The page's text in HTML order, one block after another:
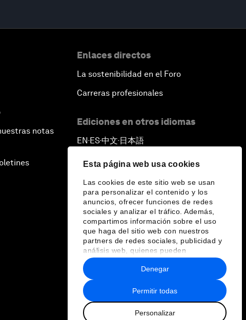
Esta página web usa cookies
Las cookies de este sitio web se usan
para personalizar el contenido y los
anuncios, ofrecer funciones de redes
sociales y analizar el tráfico. Además,
compartimos información sobre el uso
que haga del sitio web con nuestros
partners de redes sociales, publicidad y
análisis web, quienes pueden
combinarla con otra información que les
haya proporcionado o que hayan
recopilado a partir del uso que haya
hecho de sus servicios.
Permitir todas
Personalizar
Denegar
notas
Enlaces directos
La sostenibilidad en el Foro
Carreras profesionales
Ediciones en otros idiomas
EN ▪ES▪中文▪ 日本語